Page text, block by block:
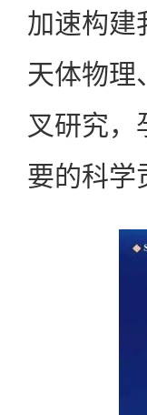
加速构建
天体物理
叉研究，
要的科学